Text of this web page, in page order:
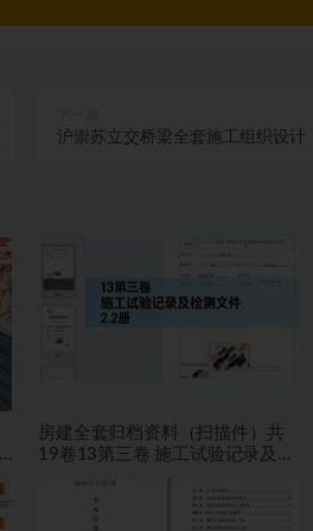
沪崇苏立交桥梁全套施工组织设计
房建全套归档资料（扫描件）共
19卷13第三卷 施工试验记录及检